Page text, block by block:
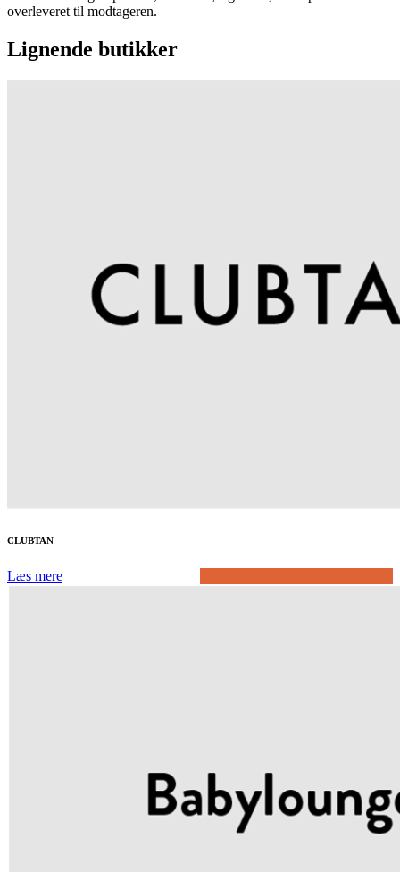
overleveret til modtageren.
Lignende butikker
CLUBTAN
Læs mere